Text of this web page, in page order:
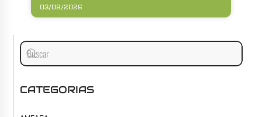
03/08/2026
CATEGORIAS